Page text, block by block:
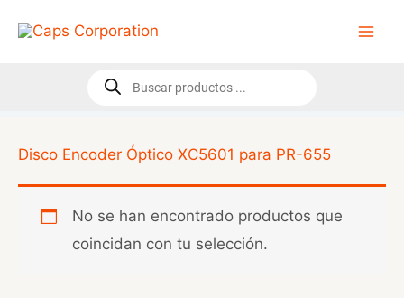
Búsqueda
de
Disco Encoder Óptico XC5601 para PR-655
No se han encontrado productos que
coincidan con tu selección.